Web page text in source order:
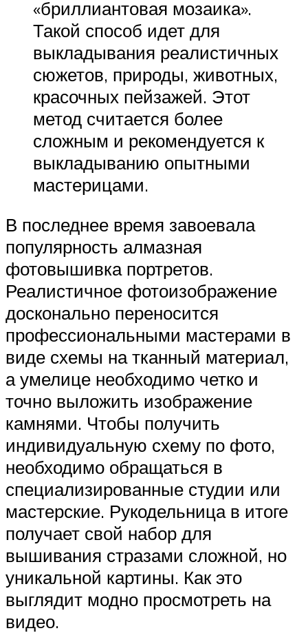
«бриллиантовая мозаика».
Такой способ идет для
выкладывания реалистичных
сюжетов, природы, животных,
красочных пейзажей. Этот
метод считается более
сложным и рекомендуется к
выкладыванию опытными
мастерицами.
В последнее время завоевала
популярность алмазная
фотовышивка портретов.
Реалистичное фотоизображение
досконально переносится
профессиональными мастерами в
виде схемы на тканный материал,
а умелице необходимо четко и
точно выложить изображение
камнями. Чтобы получить
индивидуальную схему по фото,
необходимо обращаться в
специализированные студии или
мастерские. Рукодельница в итоге
получает свой набор для
вышивания стразами сложной, но
уникальной картины. Как это
выглядит модно просмотреть на
видео.